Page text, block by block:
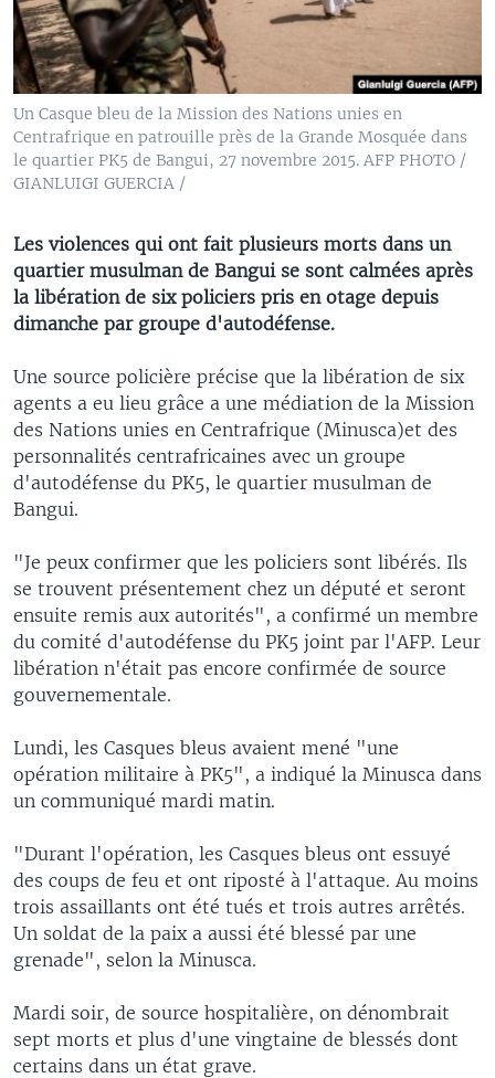
Un Casque bleu de la Mission des Nations unies en
Centrafrique en patrouille près de la Grande Mosquée dans
le quartier PK5 de Bangui, 27 novembre 2015. AFP PHOTO /
GIANLUIGI GUERCIA /
Les violences qui ont fait plusieurs morts dans un
quartier musulman de Bangui se sont calmées après
la libération de six policiers pris en otage depuis
dimanche par groupe d'autodéfense.
Une source policière précise que la libération de six
agents a eu lieu grâce a une médiation de la Mission
des Nations unies en Centrafrique (Minusca)et des
personnalités centrafricaines avec un groupe
d'autodéfense du PK5, le quartier musulman de
Bangui.
"Je peux confirmer que les policiers sont libérés. Ils
se trouvent présentement chez un député et seront
ensuite remis aux autorités", a confirmé un membre
du comité d'autodéfense du PK5 joint par l'AFP. Leur
libération n'était pas encore confirmée de source
gouvernementale.
Lundi, les Casques bleus avaient mené "une
opération militaire à PK5", a indiqué la Minusca dans
un communiqué mardi matin.
"Durant l'opération, les Casques bleus ont essuyé
des coups de feu et ont riposté à l'attaque. Au moins
trois assaillants ont été tués et trois autres arrêtés.
Un soldat de la paix a aussi été blessé par une
grenade", selon la Minusca.
Mardi soir, de source hospitalière, on dénombrait
sept morts et plus d'une vingtaine de blessés dont
certains dans un état grave.